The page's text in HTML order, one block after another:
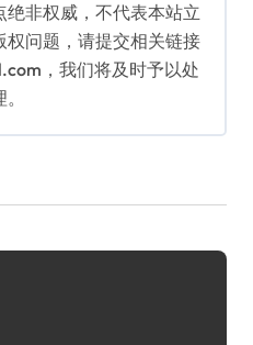
非权威，不代表本站立
问题，请提交相关链接
，我们将及时予以处